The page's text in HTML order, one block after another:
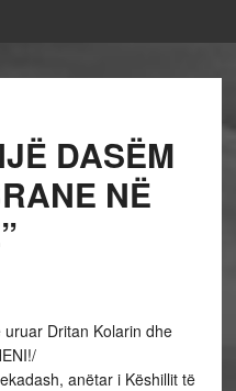
DASËM
NË
Dritan Kolarin dhe
anëtar i Këshillit të